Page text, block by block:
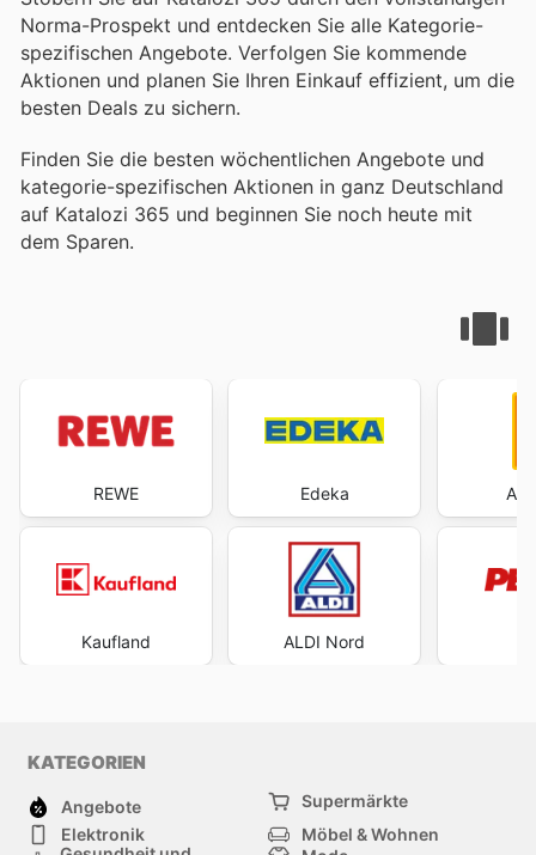
Norma-Prospekt und entdecken Sie alle Kategorie-
spezifischen Angebote. Verfolgen Sie kommende
Aktionen und planen Sie Ihren Einkauf effizient, um die
besten Deals zu sichern.
Finden Sie die besten wöchentlichen Angebote und
kategorie-spezifischen Aktionen in ganz Deutschland
auf Katalozi 365 und beginnen Sie noch heute mit
dem Sparen.
REWE
Kaufland
Edeka
ALDI Nord
KATEGORIEN
Angebote
Supermärkte
Elektronik
Möbel & Wohnen